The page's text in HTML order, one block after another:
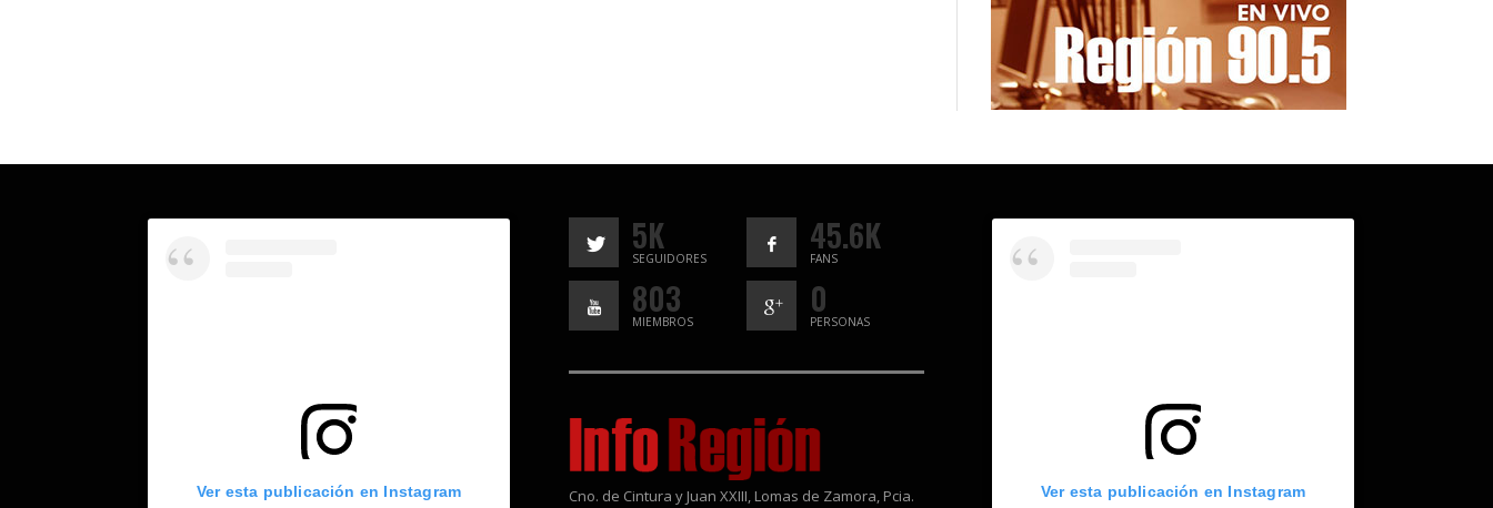
Ver esta publicación en Instagram
5K
SEGUIDORES
45.6K
FANS
803
MIEMBROS
0
PERSONAS
Cno. de Cintura y Juan XXIII, Lomas de Zamora, Pcia. Ver esta publicación en Instagram